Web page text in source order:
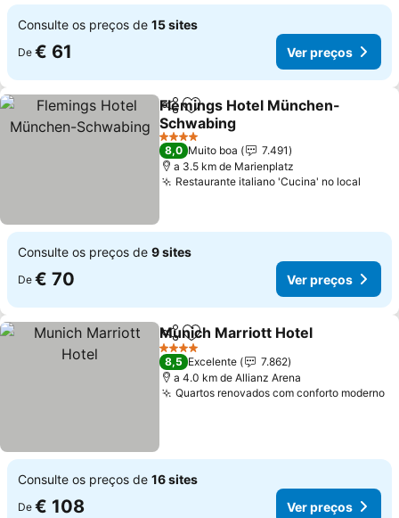
Consulte os preços de 15 sites
De € 61 Ver preços
PartilharAdicionar aos favoritos
Flemings Hotel München-
Schwabing
Ver preços
4 Estrelas
8,0 Muito boa
7.491
a 3.5 km de Marienplatz
Restaurante italiano 'Cucina' no local
Consulte os preços de 9 sites
De € 70 Ver preços
PartilharAdicionar aos favoritos
Munich Marriott Hotel
4 Estrelas
8,5 Excelente
7.862
a 4.0 km de Allianz Arena
Quartos renovados com conforto moderno
Consulte os preços de 16 sites
De € 108 Ver preços